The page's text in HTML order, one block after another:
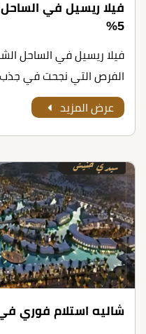
فيلا ريسيل في
5%
فيلا ريسيل في الساحل
الفرص التي نجحت في
عرض المزيد
شاليه استلام فوري